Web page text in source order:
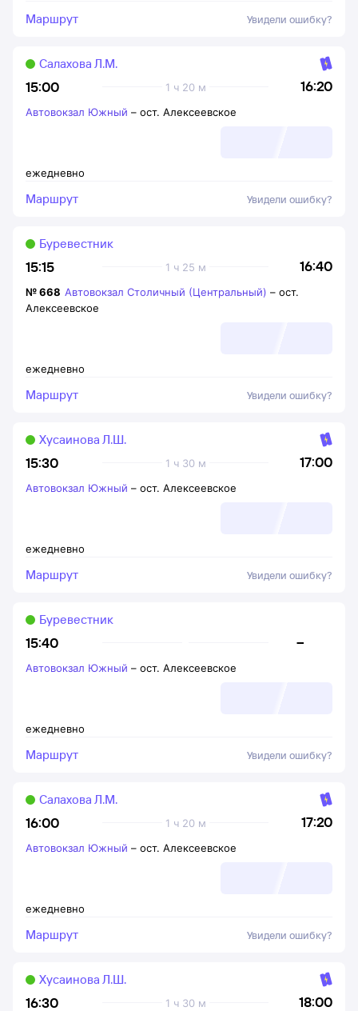
Маршрут Увидели ошибку?
15:00 16:20
1 ч 20 м
Салахова Л.М.
ежедневно
Автовокзал Южный – ост. Алексеевское
Маршрут Увидели ошибку?
15:15 16:40
1 ч 25 м
Буревестник
ежедневно
№668 Автовокзал Столичный (Центральный) – ост.
Алексеевское
Маршрут Увидели ошибку?
15:30 17:00
1 ч 30 м
Хусаинова Л.Ш.
ежедневно
Автовокзал Южный – ост. Алексеевское
Маршрут Увидели ошибку?
15:40 –
Буревестник
ежедневно
Автовокзал Южный – ост. Алексеевское
Маршрут Увидели ошибку?
16:00 17:20
1 ч 20 м
Салахова Л.М.
ежедневно
Автовокзал Южный – ост. Алексеевское
Маршрут Увидели ошибку?
16:30 18:00
1 ч 30 м
Хусаинова Л.Ш.